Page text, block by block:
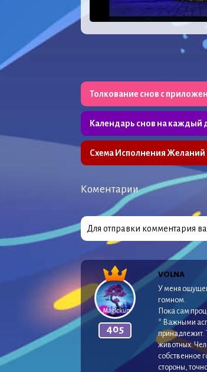
Толкование снов с
Календарь снов на каждый
Схема Исполнения Желаний
Коментарии
Для отправки комментария
405
VOLNA
У меня
гомном.
Пока сам
* Важными
принадлежит.
животных.
собственное
стороны,